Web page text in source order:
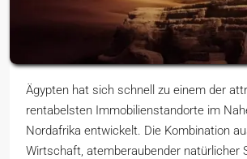
Ägypten hat sich schnell zu einem der
rentabelsten Immobilienstandorte im
Nordafrika entwickelt. Die Kombination
Wirtschaft, atemberaubender natürlicher